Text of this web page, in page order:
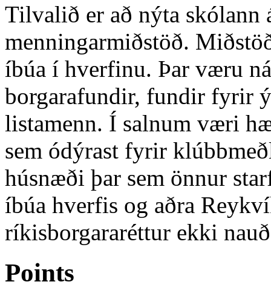
Tilvalið er að nýta
menningarmiðstöð.
íbúa í hverfinu. Þar væru
borgarafundir, fundir fyrir
listamenn. Í salnum væri
sem ódýrast fyrir
húsnæði þar sem önnur
íbúa hverfis og aðra
ríkisborgararéttur ekki
Points